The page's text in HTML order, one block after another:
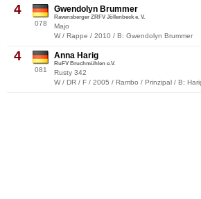
4
078
Gwendolyn Brummer
Ravensberger ZRFV Jöllenbeck e. V.
Majo
W / Rappe / 2010 / B: Gwendolyn Brummer
4
081
Anna Harig
RuFV Bruchmühlen e.V.
Rusty 342
W / DR / F / 2005 / Rambo / Prinzipal / B: